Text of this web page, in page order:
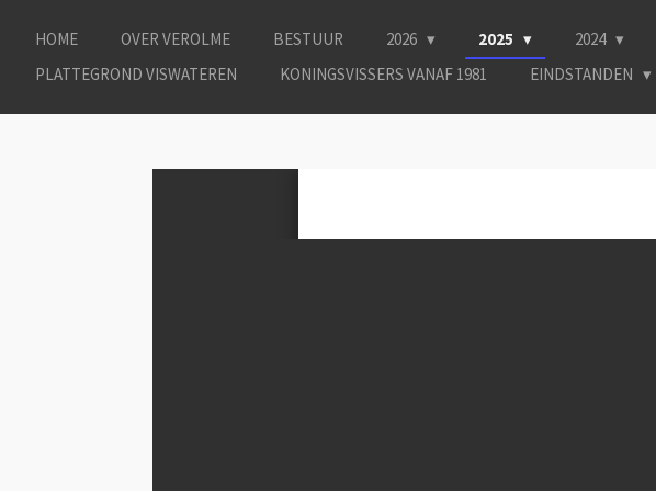
direct
naar
hoofdinhoud
HOME OVER VEROLME BESTUUR 2026 2025 2024
PLATTEGROND VISWATEREN
KONINGSVISSERS VANAF 1981 EINDSTANDEN